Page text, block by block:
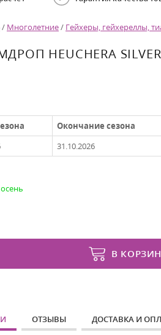
/ Многолетние/ Гейхеры, гейхереллы,
HEUCHERA
Окончание сезона
31.10.2026
В
ОТЗЫВЫ ДОСТАВКА И